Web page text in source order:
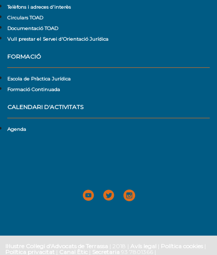
Telèfons i adreces d'interès
Circulars TOAD
Documentació TOAD
Vull prestar el Servei d'Orientació Jurídica
FORMACIÓ
Escola de Pràctica Jurídica
Formació Continuada
CALENDARI D'ACTIVITATS
Agenda
Il·lustre Col·legi d'Advocats de Terrassa | 2018 |Avís legal | Política cookies |
Política privacitat | Canal Ètic | Secretaria 93 7801366 |